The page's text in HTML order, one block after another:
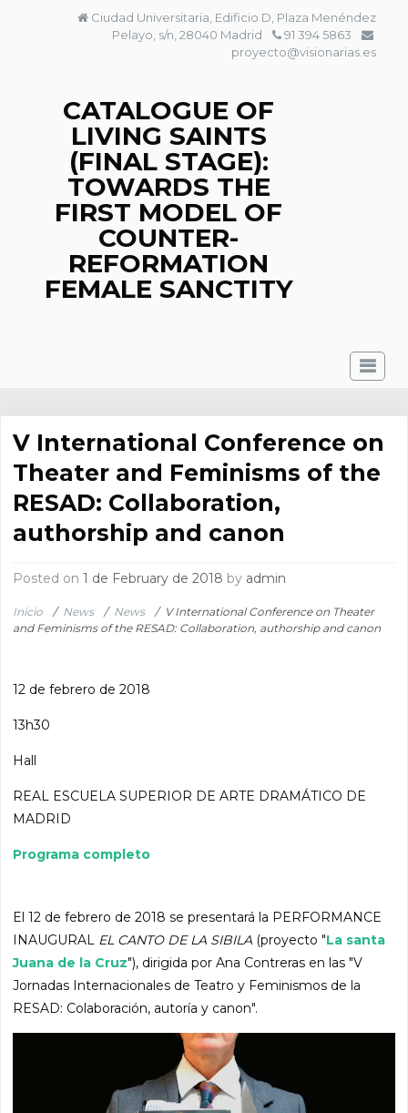
Ciudad Universitaria, Edificio D, Plaza Menéndez
Pelayo, s/n, 28040 Madrid
91 394 5863
proyecto@visionarias.es
CATALOGUE OF
LIVING SAINTS
(FINAL STAGE):
TOWARDS THE
FIRST MODEL OF
COUNTER-
REFORMATION
FEMALE SANCTITY
V International Conference on
Theater and Feminisms of the
RESAD: Collaboration,
authorship and canon
Posted on1 de February de 2018 by admin
Inicio / News / News / V International Conference on Theater
and Feminisms of the RESAD: Collaboration, authorship and canon
12 de febrero de 2018
13h30
Hall
REAL ESCUELA SUPERIOR DE ARTE DRAMÁTICO DE
MADRID
Programa completo
El 12 de febrero de 2018 se presentará la PERFORMANCE
INAUGURAL EL CANTO DE LA SIBILA (proyecto "La santa
Juana de la Cruz"), dirigida por Ana Contreras en las "V
Jornadas Internacionales de Teatro y Feminismos de la
RESAD: Colaboración, autoría y canon".